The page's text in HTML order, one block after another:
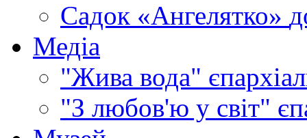
Садок «Ангелятко»
Медіа
"Жива вода"
"З любов'ю у світ"